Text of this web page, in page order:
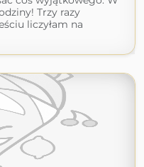
Trzy razy
liczyłam na